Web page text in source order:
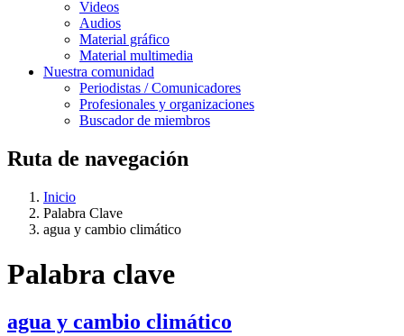
Videos
Audios
Material gráfico
Material multimedia
Nuestra comunidad
Periodistas / Comunicadores
Profesionales y organizaciones
Buscador de miembros
Ruta de navegación
Inicio
Palabra Clave
agua y cambio climático
Palabra clave
agua y cambio climático